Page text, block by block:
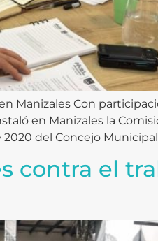
Manizales Con
en Manizales la
del Concejo
contra el